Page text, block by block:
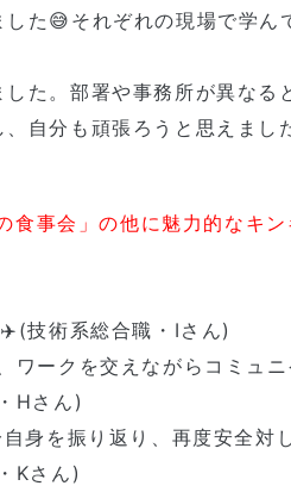
た😅それぞれの現場で学ん
た。部署や事務所が異なる
自分も頑張ろうと思えまし
事会」の他に魅力的なキン
技術系総合職・Iさん)
ワークを交えながらコミュ
Hさん)
身を振り返り、再度安全対
Kさん)